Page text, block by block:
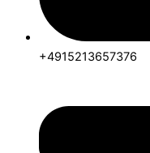
+4915213657376